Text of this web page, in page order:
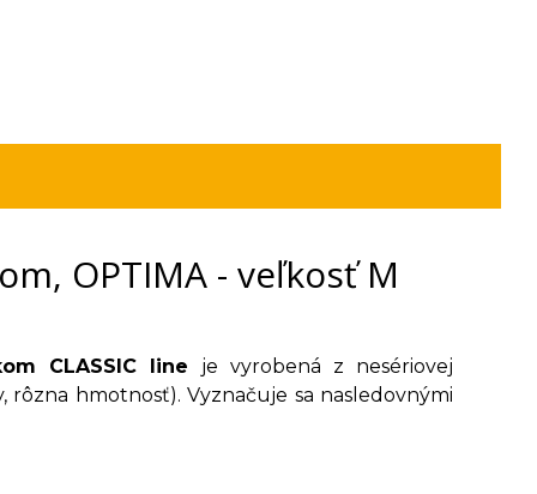
OPTIMA - veľkosť M
CLASSIC line je vyrobená z nesériovej
rôzna hmotnosť). Vyznačuje sa nasledovnými